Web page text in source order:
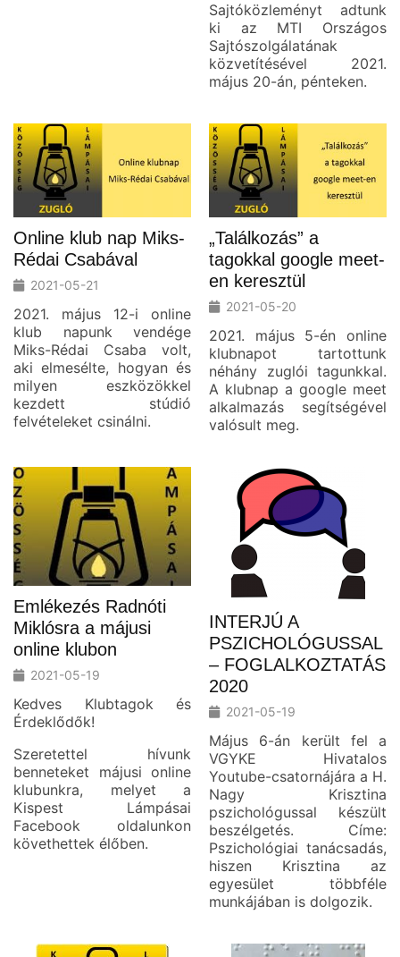
Sajtóközleményt adtunk
ki az MTI Országos
Sajtószolgálatának
közvetítésével 2021.
május 20-án, pénteken.
Online klub nap Miks-
Rédai Csabával
2021-05-21
2021. május 12-i online
klub napunk vendége
Miks-Rédai Csaba volt,
aki elmesélte, hogyan és
milyen eszközökkel
kezdett stúdió
felvételeket csinálni.
„Találkozás” a
tagokkal google meet-
en keresztül
2021-05-20
2021. május 5-én online
klubnapot tartottunk
néhány zuglói tagunkkal.
A klubnap a google meet
alkalmazás segítségével
valósult meg.
Emlékezés Radnóti
Miklósra a májusi
online klubon
2021-05-19
Kedves Klubtagok és
Érdeklődők!
Szeretettel hívunk
benneteket májusi online
klubunkra, melyet a
Kispest Lámpásai
Facebook oldalunkon
követhettek élőben.
INTERJÚ A
PSZICHOLÓGUSSAL
– FOGLALKOZTATÁS
2020
2021-05-19
Május 6-án került fel a
VGYKE Hivatalos
Youtube-csatornájára a H.
Nagy Krisztina
pszichológussal készült
beszélgetés. Címe:
Pszichológiai tanácsadás,
hiszen Krisztina az
egyesület többféle
munkájában is dolgozik.